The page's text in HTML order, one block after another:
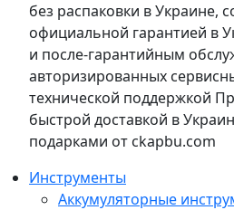
без распаковки в Украине,
официальной гарантией в
и после-гарантийным
авторизированных
технической поддержкой
быстрой доставкой в
подарками от ckapbu.com
Инструменты
Аккумуляторные